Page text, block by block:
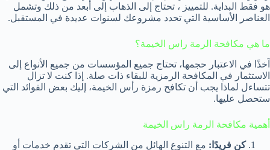
هو فقط البداية. للتمييز ، تحتاج إلى الذهاب إلى أبعد من ذلك وتشمل
العناصر الأساسية التي تحدد مشروعك لسنوات عديدة في المستقبل.
ما هي مكافحة الرمة راس الخيمة؟
آخذًا في الاعتبار حجمها، تحتاج جميع المؤسسات من جميع الأنواع إلى
الاستثمار في المكافحة الرمزية للبقاء ذات صلة. إذا كنت لا تزال
تتساءل لماذا يجب أن تكافح رمزة رأس الخيمة، إليك بعض الفوائد التي
ستحصل عليها.
أهمية مكافحة الرمة راس الخيمة
كن فريدًا: مع التنوع الهائل من الشركات التي تقدم خدمات أو